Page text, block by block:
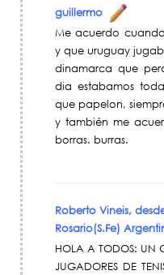
guillermo
Me acuerdo
y que uruguay
dinamarca que
dia estabamos
que papelon,
y también me
borras. burras.
Roberto Vineis,
Rosario(S.Fe)
HOLA A TODOS: UN
JUGADORES DE